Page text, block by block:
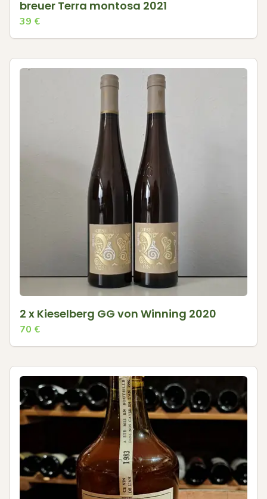
breuer Terra montosa 2021
39 €
2 x Kieselberg GG von Winning 2020
70 €